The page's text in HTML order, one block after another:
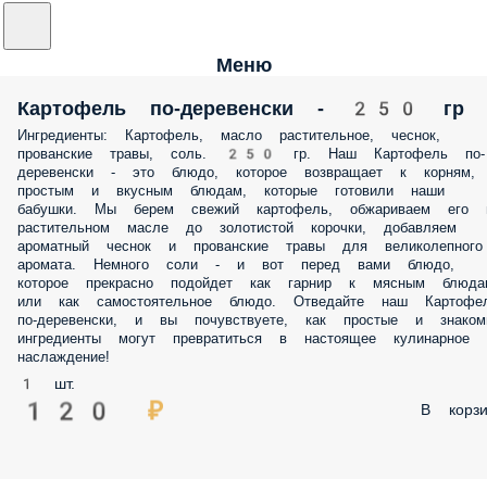
Меню
Картофель по-деревенски - 250 гр
Ингредиенты: Картофель, масло растительное, чеснок,
прованские травы, соль. 250 гр. Наш Картофель по-
деревенски - это блюдо, которое возвращает к корням,
простым и вкусным блюдам, которые готовили наши
бабушки. Мы берем свежий картофель, обжариваем его
растительном масле до золотистой корочки, добавляем
ароматный чеснок и прованские травы для великолепного
аромата. Немного соли - и вот перед вами блюдо,
которое прекрасно подойдет как гарнир к мясным
или как самостоятельное блюдо. Отведайте наш
по-деревенски, и вы почувствуете, как простые и
ингредиенты могут превратиться в настоящее кулинарное
наслаждение!
1 шт.
120 ₽ В